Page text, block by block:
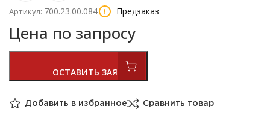
Артикул: 700.23.00.084 Предзаказ
Цена по запросу
Добавить в избранное Сравнить товар